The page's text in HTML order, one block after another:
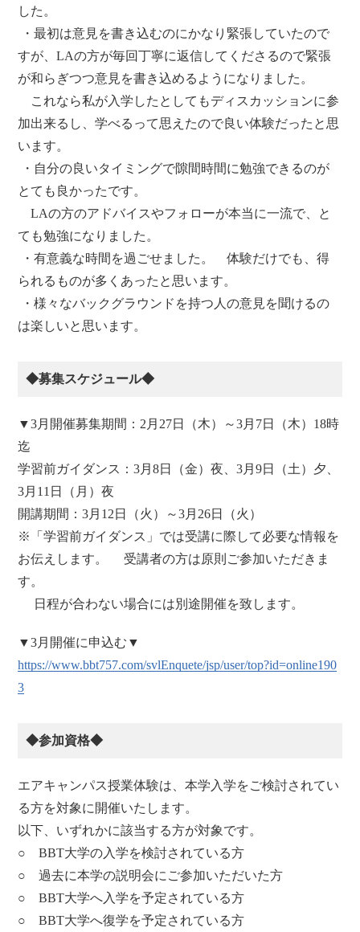
した。
・最初は意見を書き込むのにかなり緊張していたので
すが、LAの方が毎回丁寧に返信してくださるので緊張
が和らぎつつ意見を書き込めるようになりました。
これなら私が入学したとしてもディスカッションに参
加出来るし、学べるって思えたので良い体験だったと思
います。
・自分の良いタイミングで隙間時間に勉強できるのが
とても良かったです。
LAの方のアドバイスやフォローが本当に一流で、と
ても勉強になりました。
・有意義な時間を過ごせました。 体験だけでも、得
られるものが多くあったと思います。
・様々なバックグラウンドを持つ人の意見を聞けるの
は楽しいと思います。
◆募集スケジュール◆
▼3月開催募集期間：2月27日（木）～3月7日（木）18時
迄
学習前ガイダンス：3月8日（金）夜、3月9日（土）夕、
3月11日（月）夜
開講期間：3月12日（火）～3月26日（火）
※「学習前ガイダンス」では受講に際して必要な情報を
お伝えします。 受講者の方は原則ご参加いただきま
す。
日程が合わない場合には別途開催を致します。
▼3月開催に申込む▼
https://www.bbt757.com/svlEnquete/jsp/user/top?id=online190
3
◆参加資格◆
エアキャンパス授業体験は、本学入学をご検討されてい
る方を対象に開催いたします。
以下、いずれかに該当する方が対象です。
○ BBT大学の入学を検討されている方
○ 過去に本学の説明会にご参加いただいた方
○ BBT大学へ入学を予定されている方
○ BBT大学へ復学を予定されている方